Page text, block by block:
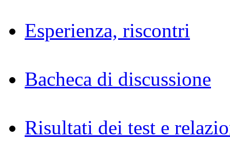
Esperienza, riscontri
Bacheca di discussione
Risultati dei test e